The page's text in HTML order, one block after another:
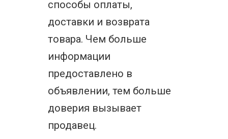
способы оплаты,
доставки и возврата
товара. Чем больше
информации
предоставлено в
объявлении, тем больше
доверия вызывает
продавец.